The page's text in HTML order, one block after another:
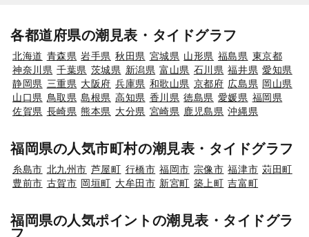
各都道府県の潮見表・タイドグラフ
北海道 青森県 岩手県 秋田県 宮城県 山形県 福島県 東京都
神奈川県 千葉県 茨城県 新潟県 富山県 石川県 福井県 愛知県
静岡県 三重県 大阪府 兵庫県 和歌山県 京都府 広島県 岡山県
山口県 鳥取県 島根県 高知県 香川県 徳島県 愛媛県 福岡県
佐賀県 長崎県 熊本県 大分県 宮崎県 鹿児島県 沖縄県
福岡県の人気市町村の潮見表・タイドグラフ
糸島市 北九州市 芦屋町 行橋市 福岡市 宗像市 福津市 苅田町
豊前市 古賀市 岡垣町 大牟田市 新宮町 築上町 吉富町
福岡県の人気ポイントの潮見表・タイドグラ
フ